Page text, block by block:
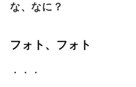
な、なに？
フォト、フォト
・・・